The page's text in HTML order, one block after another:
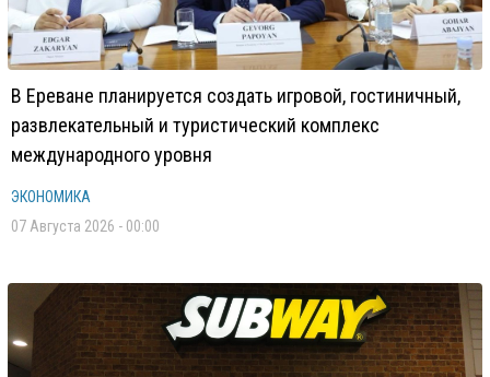
В Ереване планируется создать игровой, гостиничный,
развлекательный и туристический комплекс
международного уровня
ЭКОНОМИКА
07 Августа 2026 - 00:00